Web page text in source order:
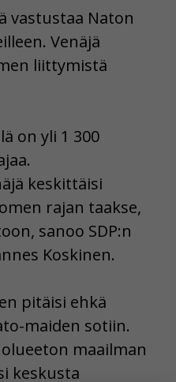
vastustaa Naton
Venäjä
liittymistä
on yli 1 300
keskittäisi
rajan taakse,
sanoo SDP:n
Koskinen.
pitäisi ehkä
maiden sotiin.
maailman
keskusta